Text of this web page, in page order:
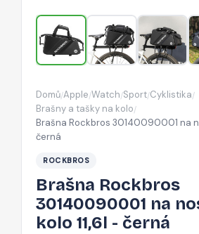
kolo
11,6l
-
černá
Domů/Apple/Watch/Sport/Cyklistika/
Brašny a tašky na kolo/
Brašna Rockbros 30140090001 na
černá
ROCKBROS
Brašna Rockbros
30140090001 na
kolo 11,6l - černá